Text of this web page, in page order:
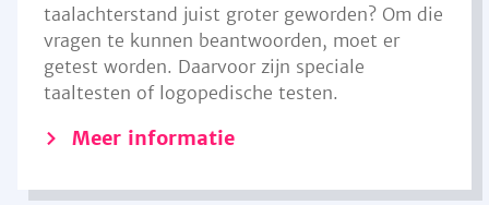
taalachterstand juist groter geworden? Om die
vragen te kunnen beantwoorden, moet er
getest worden. Daarvoor zijn speciale
taaltesten of logopedische testen.
Meer informatie